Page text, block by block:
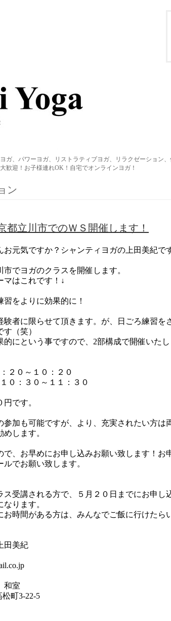
ガ、パワーヨガ、リストラティブヨガ、リラクゼーション
歓迎！お子様連れOK！自宅でオンラインヨガ！
ン
都立川市でのＷＳ開催します！
お元気ですか？ シャンティヨガの上田美紀で
でヨガのクラスを開催します。
マはこれです！↓
をよりに効果的に！
験者に限らせて頂きます。が、日ごろ練習を
（笑）
的にという事ですので、2部構成で開催いた
０～１０：２０
：３０～１１：３０
です。
参加も可能ですが、より、充実されたい方は
します。
で、お早めにお申し込みお願い致します！お
でお願い致します。
ス受講される方で、５月２０日までにお申し
ります。
お時間がある方は、みんなでご飯に行けたら
田美紀
和室
町3-22-5